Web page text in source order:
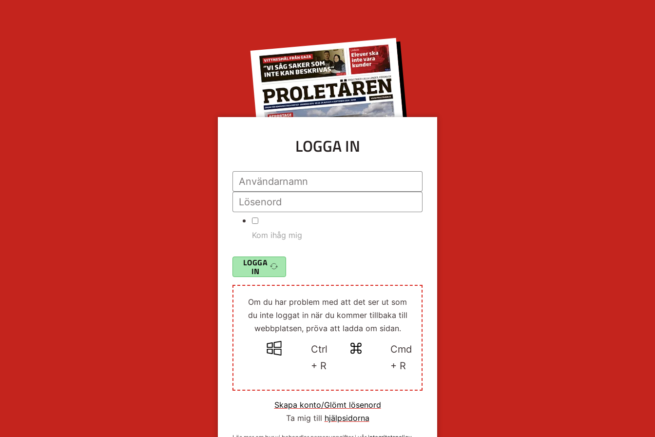
LOGGA IN
Kom ihåg mig
LOGGA
IN
Om du har problem med att det ser ut som
du inte loggat in när du kommer tillbaka till
webbplatsen, pröva att ladda om sidan.
Ctrl
+ R
Cmd
+ R
Skapa konto/Glömt lösenord
Ta mig till hjälpsidorna